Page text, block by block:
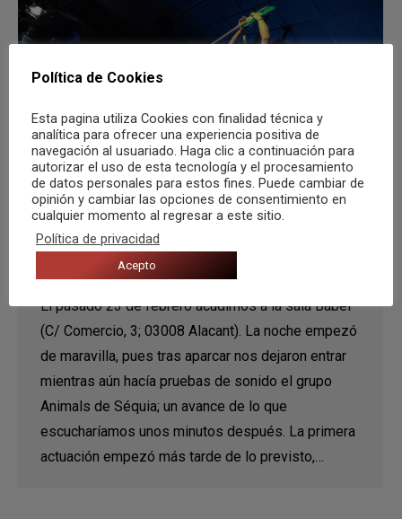
Noche de buena música, fiesta,
chupitos y melenas
Noticias Por
El pasado 23 de febrero acudimos a la sala Babel
(C/ Comercio, 3; 03008 Alacant). La noche empezó
de maravilla, pues tras aparcar nos dejaron entrar
mientras aún hacía pruebas de sonido el grupo
Animals de Séquia; un avance de lo que
escucharíamos unos minutos después. La primera
actuación empezó más tarde de lo previsto,…
Política de Cookies
Esta pagina utiliza Cookies con finalidad técnica y
analítica para ofrecer una experiencia positiva de
navegación al usuariado. Haga clic a continuación para
autorizar el uso de esta tecnología y el procesamiento
de datos personales para estos fines. Puede cambiar de
opinión y cambiar las opciones de consentimiento en
cualquier momento al regresar a este sitio.
Política de privacidad
Acepto